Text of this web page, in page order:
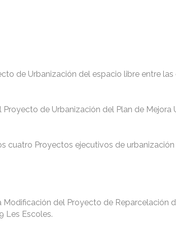
de Urbanización del espacio libre entre las
de Urbanización del Plan de Mejora
cuatro Proyectos ejecutivos de
Modificación del Proyecto de Reparcelación
Les Escoles.